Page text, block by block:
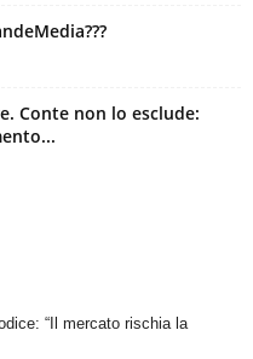
Conte non lo esclude:
“Il mercato rischia la